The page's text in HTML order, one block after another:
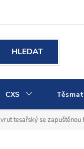
HLEDAT
CXS Těsmat
vrut tesařský se